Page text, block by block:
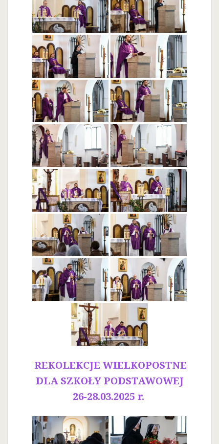
REKOLEKCJE WIELKOPOSTNE
DLA SZKOŁY PODSTAWOWEJ
26-28.03.2025 r.